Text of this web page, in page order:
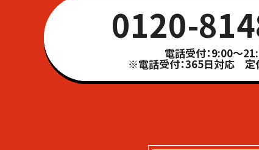
0120-
電話受付：9:00～
※電話受付：365日対応 定